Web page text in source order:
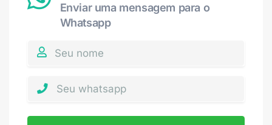
Enviar uma mensagem para o
Whatsapp